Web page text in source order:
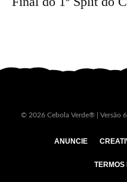
© 2026 Cebola Verde® | Versão
ANUNCIE
TERMOS